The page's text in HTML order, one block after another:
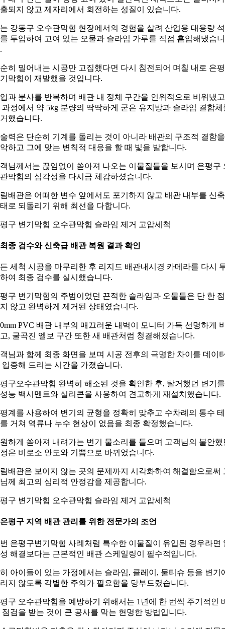
되지 않고 제자리에서 회전하는 성질이 있습니다.
강동구 오수관막힘 현장에서의 경험을 살려 산업용 대용량
투입하여 고여 있는 오물과 슬라임 가루를 직접 흡입해냈습니
히 밀어내는 시공만 고집했다면 다시 침전되어 며칠 내로 은
막힘이 재발했을 것입니다.
과 분사를 반복하며 배관 내 정체 구간을 인위적으로 비워냈
과정에서 약 5kg 분량의 딱딱하게 굳은 유지방과 슬라임 결합체
했습니다.
력은 단순히 기계를 돌리는 것이 아니라 배관의 구조적 결함을
하고 그에 맞는 변칙적 대응을 할 때 빛을 발합니다.
님께서는 끊임없이 쏟아져 나오는 이물질들을 보시며 은평구
막힘의 심각성을 다시금 체감하셨습니다.
배관은 어떠한 변수 앞에서도 포기하지 않고 배관 내부를 신축
로 되돌리기 위해 최선을 다합니다.
구 변기막힘 오수관막힘 슬라임 제거 고압세척
종 검수와 신축급 배관 복원 결과 확인
세척 시공을 마무리한 후 리지드 배관내시경 카메라를 다시
여 최종 검수를 실시했습니다.
구 변기막힘의 주범이었던 끈적한 슬라임과 오물들은 단 한
않고 완벽하게 제거된 상태였습니다.
PVC 배관 내부의 매끄러운 내벽이 모니터 가득 선명하게
, 굴곡진 엘보 구간 또한 새 배관처럼 청결해졌습니다.
님과 함께 최종 화면을 보며 시공 전후의 극명한 차이를 데이
입증해 드리는 시간을 가졌습니다.
구오수관막힘 완벽히 해소된 것을 확인한 후, 탈거했던 변기를
능 백시멘트와 실리콘을 사용하여 견고하게 재설치했습니다.
계를 사용하여 변기의 균형을 정확히 맞추고 수차례의 통수
거쳐 역류나 누수 현상이 없음을 최종 확정했습니다.
하게 쏟아져 내려가는 변기 물소리를 들으며 고객님의 불안했
은 비로소 안도와 기쁨으로 바뀌었습니다.
배관은 보이지 않는 곳의 문제까지 시각화하여 해결함으로써
께 최고의 심리적 안정감을 제공합니다.
구 변기막힘 오수관막힘 슬라임 제거 고압세척
평구 지역 배관 관리를 위한 전문가의 조언
은평구변기막힘 사례처럼 특수한 이물질이 유입된 경우라면
해결보다는 근본적인 배관 스케일링이 필수적입니다.
아이들이 있는 가정에서는 슬라임, 클레이, 물티슈 등을 변기
지 않도록 각별한 주의가 필요함을 당부드렸습니다.
구 오수관막힘을 예방하기 위해서는 1년에 한 번씩 주기적인
점검을 받는 것이 큰 공사를 막는 현명한 방법입니다.